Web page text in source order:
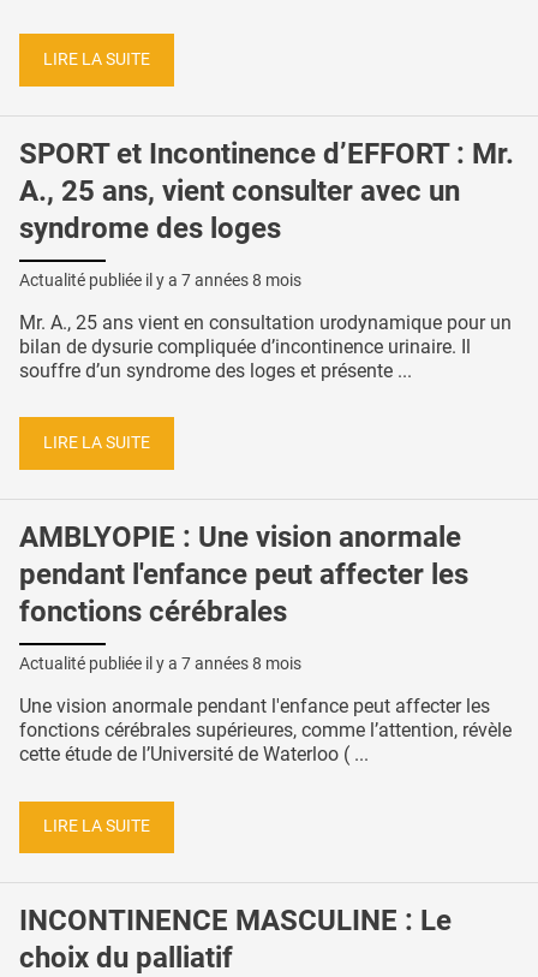
LIRE LA SUITE
SPORT et Incontinence d’EFFORT : Mr.
A., 25 ans, vient consulter avec un
syndrome des loges
Actualité publiée il y a 7 années 8 mois
Mr. A., 25 ans vient en consultation urodynamique pour un
bilan de dysurie compliquée d’incontinence urinaire. Il
souffre d’un syndrome des loges et présente ...
LIRE LA SUITE
AMBLYOPIE : Une vision anormale
pendant l'enfance peut affecter les
fonctions cérébrales
Actualité publiée il y a 7 années 8 mois
Une vision anormale pendant l'enfance peut affecter les
fonctions cérébrales supérieures, comme l’attention, révèle
cette étude de l’Université de Waterloo ( ...
LIRE LA SUITE
INCONTINENCE MASCULINE : Le
choix du palliatif